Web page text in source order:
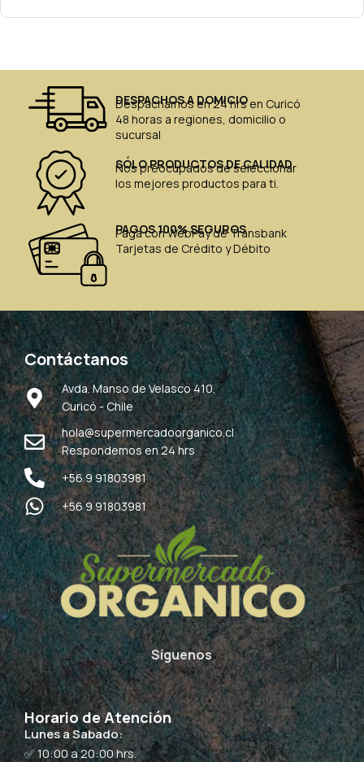
DESPACHOS A DOMICIO
Despachamos en 24 hrs en Curicó
48 horas a regiones, domicilio o
sucursal
SÓLO PRODUCTOS DE CALIDAD
Nos preocupados de seleccionar
los mejores productos para ti.
PAGOS 100% SEGUROS
Paga con WebPay de Transbank
Tarjetas de Crédito y Débito
Contáctanos
Avda. Manso de Velasco 410,
Curicó - Chile
hola@supermercadoorganico.cl
Respondemos en 24 hrs
+56 9 91803981
+56 9 91803981
Síguenos
Horario de Atención
Lunes a Sabado:
✅ 10:00 a 20:00 hrs.